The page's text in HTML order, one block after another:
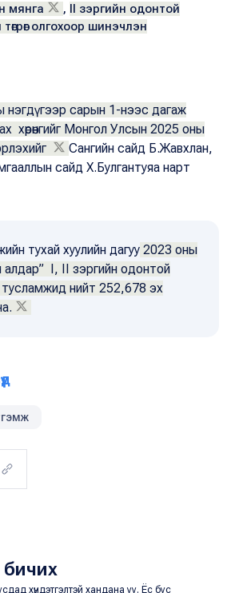
мянга
, II зэргийн одонтой
олгохоор шинэчлэн
нэгдүгээр сарын 1-нээс дагаж
хөрөнгийг Монгол Улсын 2025 оны
Сангийн сайд Б.Жавхлан,
сайд Х.Булгантуяа нарт
тухай хуулийн дагуу 2023 оны
алдар” I, II зэргийн одонтой
тусламжид нийт 252,678 эх
бичих
хүндэтгэлтэй хандана уу. Ёс бус